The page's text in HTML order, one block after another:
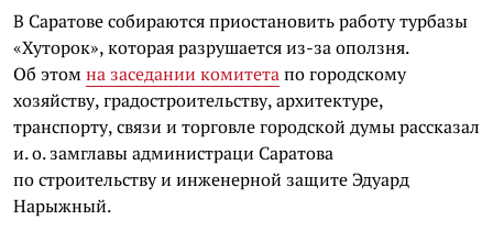
В Саратове собираются приостановить работу турбазы
«Хуторок», которая разрушается из-за оползня.
Об этомна заседании комитетапо городскому
хозяйству, градостроительству, архитектуре,
транспорту, связи и торговле городской думы рассказал
и. о. замглавы администраци Саратова
по строительству и инженерной защите Эдуард
Нарыжный.